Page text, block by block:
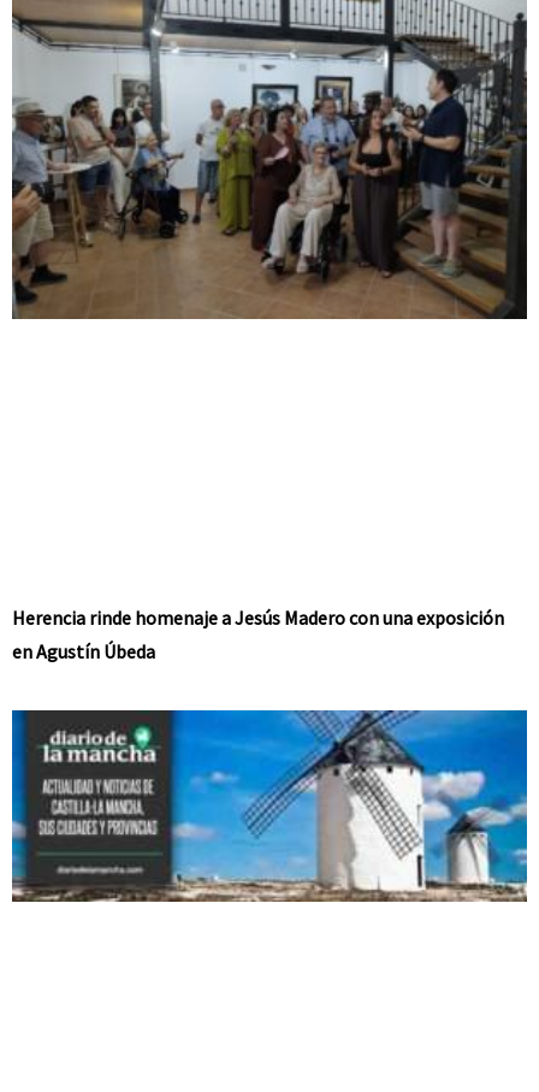
Herencia rinde homenaje a Jesús Madero con una exposición
en Agustín Úbeda